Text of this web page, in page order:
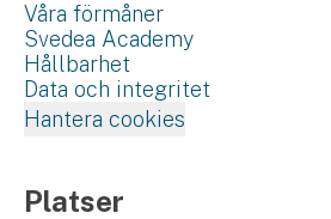
Våra förmåner
Svedea Academy
Hållbarhet
Data och integritet
Hantera cookies
Platser